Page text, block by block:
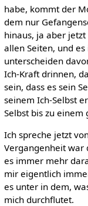
habe, kommt der
dem nur
hinaus, ja aber
allen Seiten, und
unterscheiden
Ich-Kraft drinnen,
sein, dass es sein
seinem Ich-Selbst
Selbst bis zu einem
Ich spreche jetzt
Vergangenheit war
es immer mehr
mir eigentlich
es unter in dem,
mich durchflutet.